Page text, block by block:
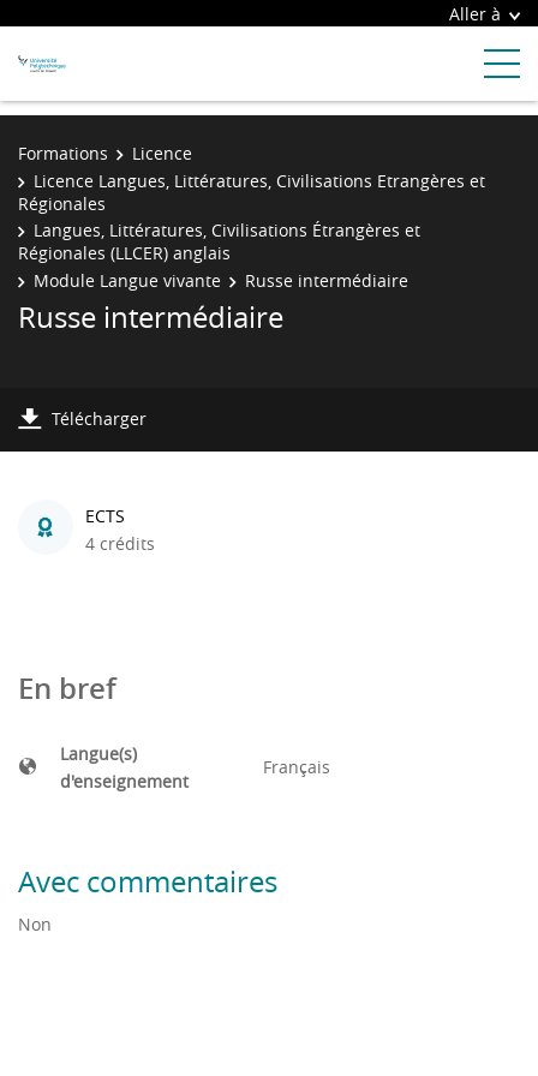
Aller à
Formations
Licence
Licence Langues, Littératures, Civilisations Etrangères et
Régionales
Langues, Littératures, Civilisations Étrangères et
Régionales (LLCER) anglais
Module Langue vivante
Russe intermédiaire
Russe intermédiaire
Télécharger
ECTS
4 crédits
En bref
Langue(s)
d'enseignement
Français
Avec commentaires
Non